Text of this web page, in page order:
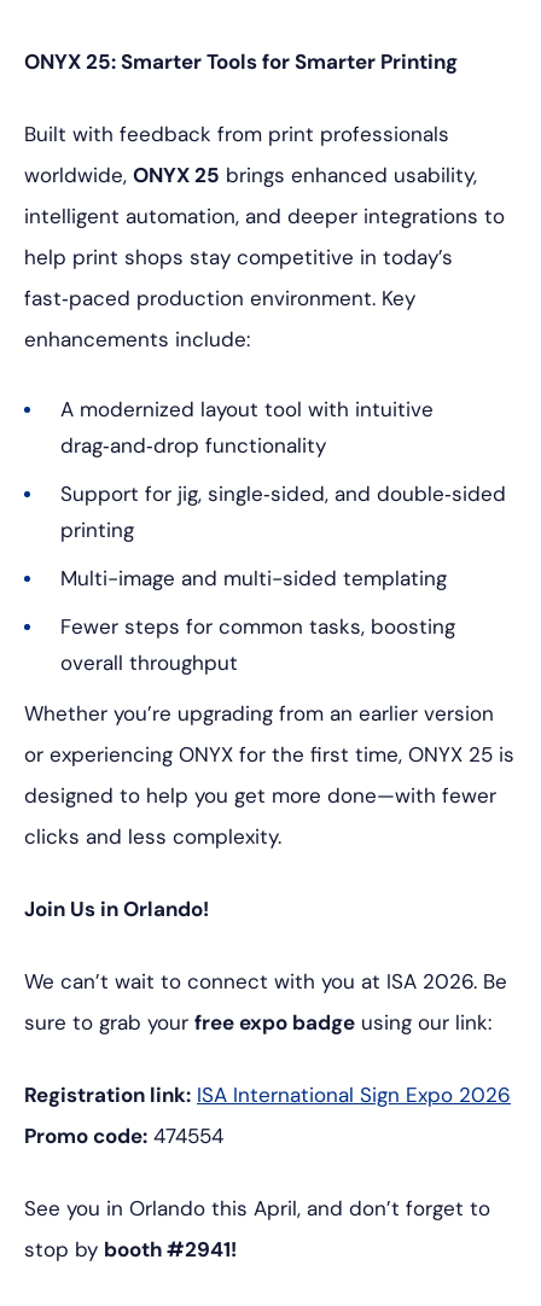
ONYX 25: Smarter Tools for Smarter Printing
Built with feedback from print professionals
worldwide, ONYX 25 brings enhanced usability,
intelligent automation, and deeper integrations to
help print shops stay competitive in today’s
fast‑paced production environment. Key
enhancements include:
A modernized layout tool with intuitive
drag‑and‑drop functionality
Support for jig, single‑sided, and double‑sided
printing
Multi-image and multi-sided templating
Fewer steps for common tasks, boosting
overall throughput
Whether you’re upgrading from an earlier version
or experiencing ONYX for the first time, ONYX 25 is
designed to help you get more done—with fewer
clicks and less complexity.
Join Us in Orlando!
We can’t wait to connect with you at ISA 2026. Be
sure to grab your free expo badge using our link:
Registration link: ISA International Sign Expo 2026
Promo code: 474554
See you in Orlando this April, and don’t forget to
stop by booth #2941!